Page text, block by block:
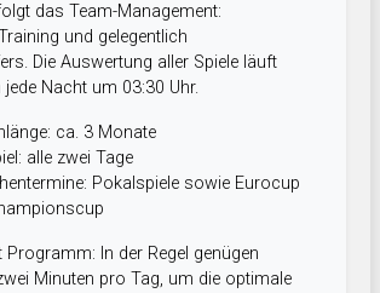
das Team-Management:
und gelegentlich
Die Auswertung aller Spiele läuft
Nacht um 03:30 Uhr.
ca. 3 Monate
alle zwei Tage
Pokalspiele sowie Eurocup
Programm: In der Regel genügen
Minuten pro Tag, um die optimale